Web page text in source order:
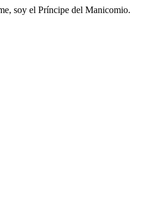
soy el Príncipe del Manicomio.